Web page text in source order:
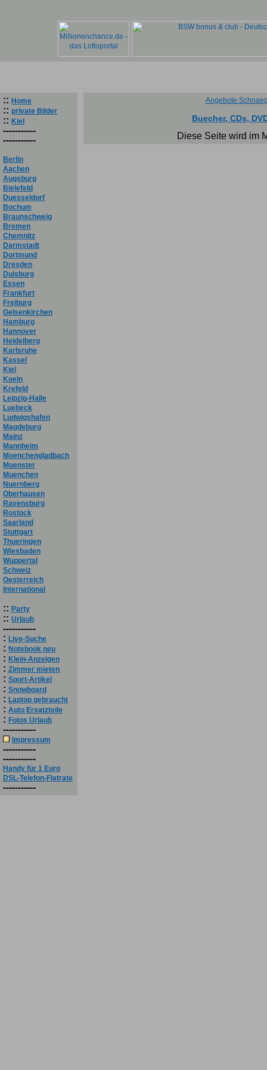
:: Home
:: private Bilder
:: Kiel
-----------
-----------
Berlin
Aachen
Augsburg
Bielefeld
Duesseldorf
Bochum
Braunschweig
Bremen
Chemnitz
Darmstadt
Dortmund
Dresden
Duisburg
Essen
Frankfurt
Freiburg
Gelsenkirchen
Hamburg
Hannover
Heidelberg
Karlsruhe
Kassel
Kiel
Koeln
Krefeld
Leipzig-Halle
Luebeck
Ludwigshafen
Magdeburg
Mainz
Mannheim
Moenchengladbach
Muenster
Muenchen
Nuernberg
Oberhausen
Ravensburg
Rostock
Saarland
Stuttgart
Thueringen
Wiesbaden
Wuppertal
Schweiz
Oesterreich
International
:: Party
:: Urlaub
-----------
: Live-Suche
: Notebook neu
: Klein-Anzeigen
: Zimmer mieten
: Sport-Artikel
: Snowboard
: Laptop gebraucht
: Auto Ersatzteile
: Fotos Urlaub
-----------
Impressum
-----------
-----------
Handy für 1 Euro
DSL-Telefon-Flatrate
-----------
Angebote
Buecher, CDs,
Diese Seite wird im